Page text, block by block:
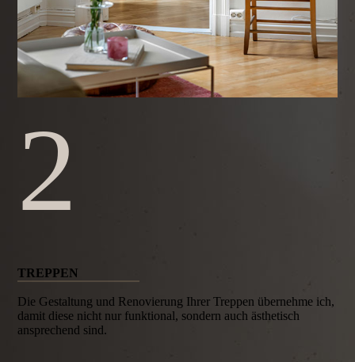
2
TREPPEN
Die Gestaltung und Renovierung Ihrer Treppen übernehme ich,
damit diese nicht nur funktional, sondern auch ästhetisch
ansprechend sind.